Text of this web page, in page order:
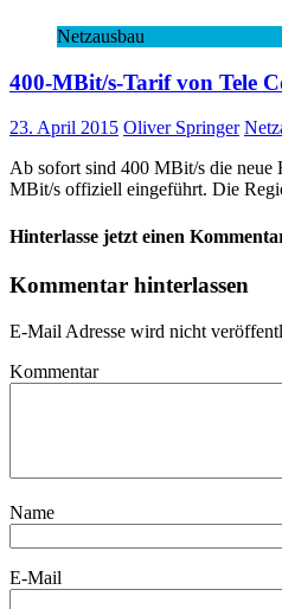
Netzausbau
400-MBit/s-Tarif von Tele
23. April 2015 Oliver Springer
Ab sofort sind 400 MBit/s die neue
MBit/s offiziell eingeführt. Die
Hinterlasse jetzt einen
Kommentar hinterlassen
E-Mail Adresse wird nicht
Kommentar
Name
E-Mail